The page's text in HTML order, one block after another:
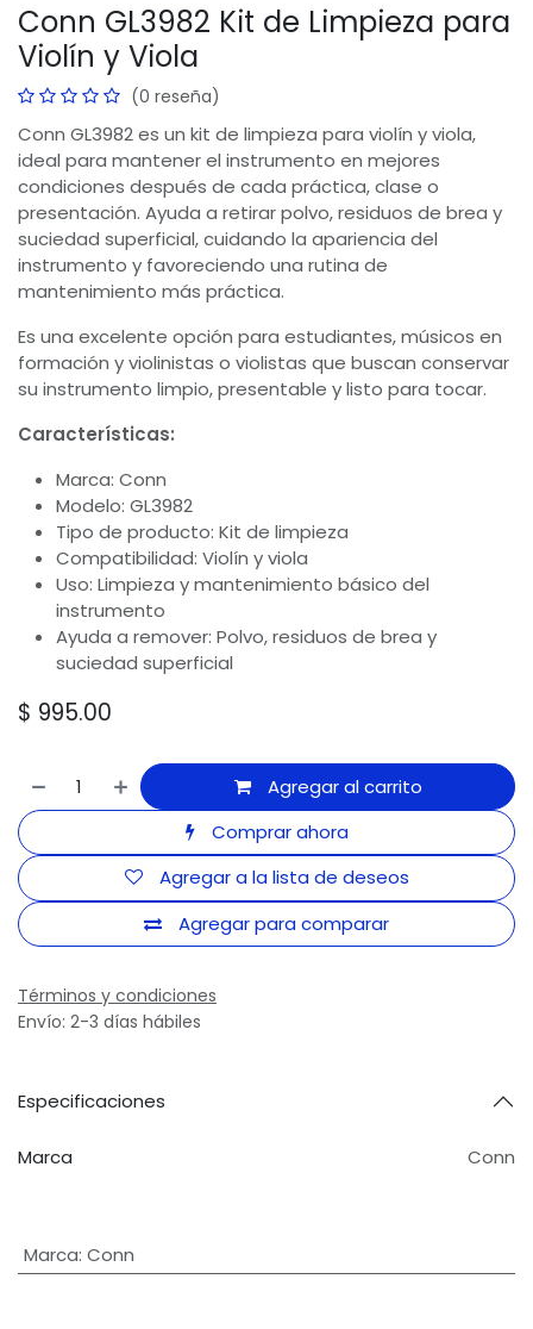
Conn GL3982 Kit de Limpieza para
Violín y Viola
(0 reseña)
Conn GL3982 es un kit de limpieza para violín y viola,
ideal para mantener el instrumento en mejores
condiciones después de cada práctica, clase o
presentación. Ayuda a retirar polvo, residuos de brea y
suciedad superficial, cuidando la apariencia del
instrumento y favoreciendo una rutina de
mantenimiento más práctica.
Es una excelente opción para estudiantes, músicos en
formación y violinistas o violistas que buscan conservar
su instrumento limpio, presentable y listo para tocar.
Características:
Marca: Conn
Modelo: GL3982
Tipo de producto: Kit de limpieza
Compatibilidad: Violín y viola
Uso: Limpieza y mantenimiento básico del
instrumento
Ayuda a remover: Polvo, residuos de brea y
suciedad superficial
$ 995.00
Agregar al carrito
Comprar ahora
Agregar para comparar
Agregar a la lista de deseos
Términos y condiciones
Envío: 2-3 días hábiles
Especificaciones
Marca Conn
Marca: Conn